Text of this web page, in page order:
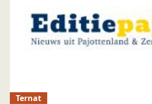
Ternat